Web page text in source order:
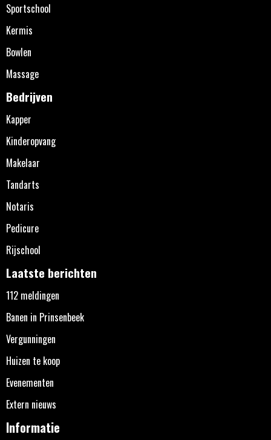
Sportschool
Kermis
Bowlen
Massage
Bedrijven
Kapper
Kinderopvang
Makelaar
Tandarts
Notaris
Pedicure
Rijschool
Laatste berichten
112 meldingen
Banen in Prinsenbeek
Vergunningen
Huizen te koop
Evenementen
Extern nieuws
Informatie